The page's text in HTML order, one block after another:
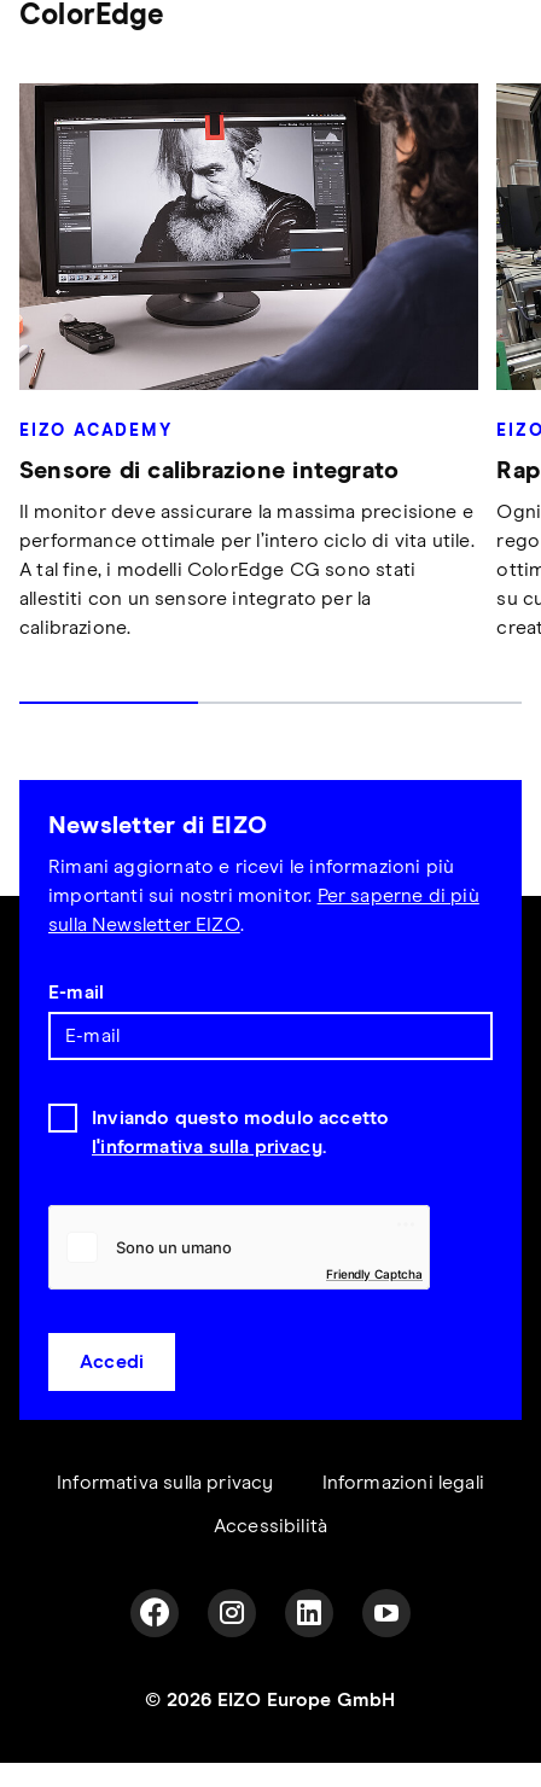
ColorEdge
EIZO ACADEMY
Sensore di calibrazione integrato
Il monitor deve assicurare la massima precisione e
performance ottimale per l’intero ciclo di vita utile.
A tal fine, i modelli ColorEdge CG sono stati
allestiti con un sensore integrato per la
calibrazione.
su
Newsletter di EIZO
Rimani aggiornato e ricevi le informazioni più
importanti sui nostri monitor. Per saperne di più
sulla Newsletter EIZO.
E-mail
Inviando questo modulo accetto
l'informativa sulla privacy.
Friendly Captcha
Accedi
Informativa sulla privacy Informazioni legali
Accessibilità
© 2026 EIZO Europe GmbH